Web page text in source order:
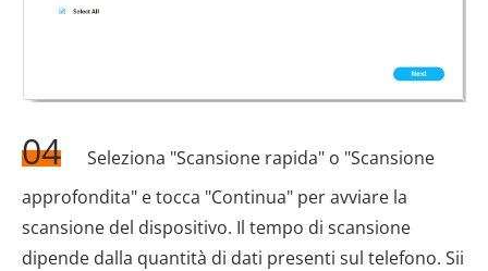
04
Seleziona "Scansione rapida" o "Scansione
approfondita" e tocca "Continua" per avviare la
scansione del dispositivo. Il tempo di scansione
dipende dalla quantità di dati presenti sul telefono. Sii